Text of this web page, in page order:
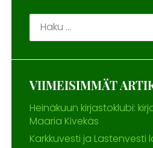
Haku:
VIIMEISIMMÄT
Heinäkuun kirjastoklubi:
Maaria Kivekäs
Karkkuvesti ja Lastenvesti